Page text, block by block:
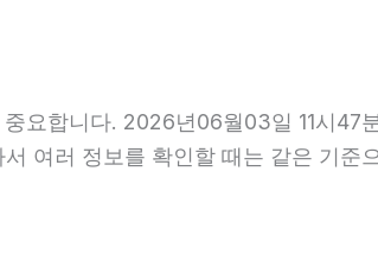
요합니다. 2026년06월03일 11시47
여러 정보를 확인할 때는 같은 기준